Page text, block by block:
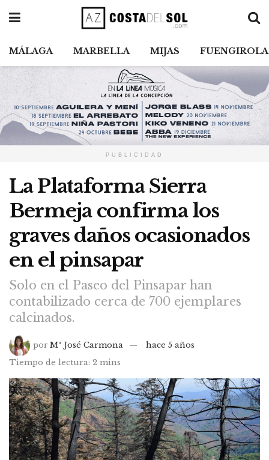
MÁLAGA MARBELLA MIJAS FUENGIROLA
PUBLICIDAD
La Plataforma Sierra
Bermeja confirma los
graves daños ocasionados
en el pinsapar
Solo en el Paseo del Pinsapar han
contabilizado cerca de 700 ejemplares
calcinados.
por Mª José Carmona
hace 5 años
Tiempo de lectura: 2 mins